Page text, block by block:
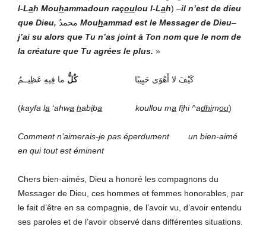
l-Lah Mouhammadoun raçoulou l-Lah) –il n’est de dieu
que Dieu, محمدٌ Mouhammad est le Messager de Dieu–
j’ai su alors que Tu n’as joint à Ton nom que le nom de
la créature que Tu agrées le plus. »
كَيْفَ لا أَهْوَى حَبِيبًاكُلُّ ما فِيهِ عَظِيــمُ
(kayfa la ‘ahwa habiba koullou ma fihi ^adhimou)
Comment n’aimerais-je pas éperdument un bien-aimé
en qui tout est éminent
Chers bien-aimés, Dieu a honoré les compagnons du
Messager de Dieu, ces hommes et femmes honorables, par
le fait d’être en sa compagnie, de l’avoir vu, d’avoir entendu
ses paroles et de l’avoir observé dans différentes situations.